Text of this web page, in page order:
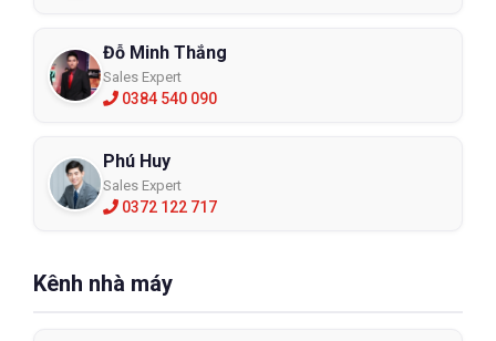
Đỗ Minh Thắng
Sales Expert
0384 540 090
Phú Huy
Sales Expert
0372 122 717
Kênh nhà máy